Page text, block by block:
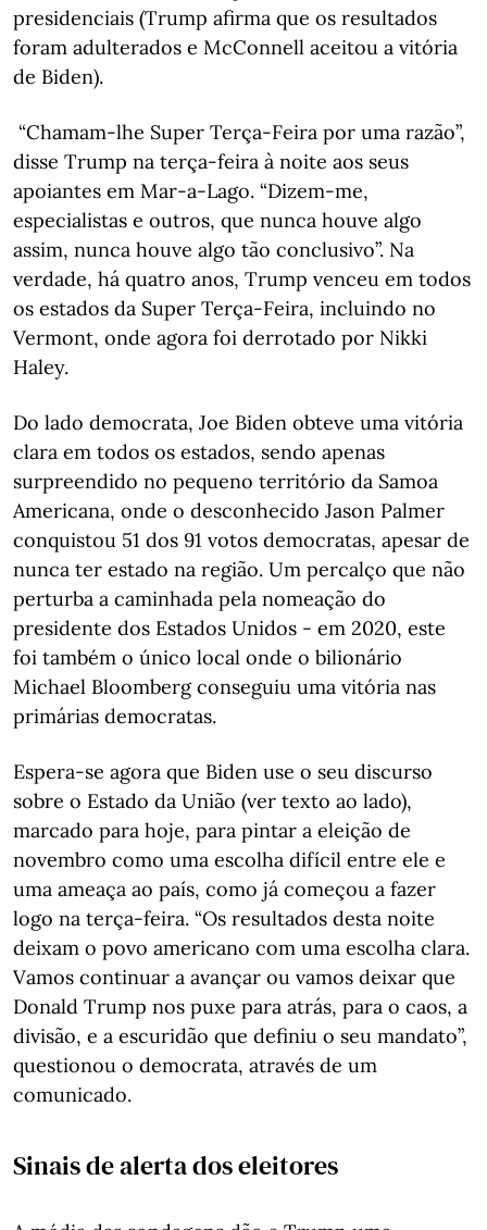
presidenciais (Trump afirma que os resultados
foram adulterados e McConnell aceitou a vitória
de Biden).
“Chamam-lhe Super Terça-Feira por uma razão”,
disse Trump na terça-feira à noite aos seus
apoiantes em Mar-a-Lago. “Dizem-me,
especialistas e outros, que nunca houve algo
assim, nunca houve algo tão conclusivo”. Na
verdade, há quatro anos, Trump venceu em todos
os estados da Super Terça-Feira, incluindo no
Vermont, onde agora foi derrotado por Nikki
Haley.
Do lado democrata, Joe Biden obteve uma vitória
clara em todos os estados, sendo apenas
surpreendido no pequeno território da Samoa
Americana, onde o desconhecido Jason Palmer
conquistou 51 dos 91 votos democratas, apesar de
nunca ter estado na região. Um percalço que não
perturba a caminhada pela nomeação do
presidente dos Estados Unidos - em 2020, este
foi também o único local onde o bilionário
Michael Bloomberg conseguiu uma vitória nas
primárias democratas.
Espera-se agora que Biden use o seu discurso
sobre o Estado da União (ver texto ao lado),
marcado para hoje, para pintar a eleição de
novembro como uma escolha difícil entre ele e
uma ameaça ao país, como já começou a fazer
logo na terça-feira. “Os resultados desta noite
deixam o povo americano com uma escolha clara.
Vamos continuar a avançar ou vamos deixar que
Donald Trump nos puxe para atrás, para o caos, a
divisão, e a escuridão que definiu o seu mandato”,
questionou o democrata, através de um
comunicado.
Sinais de alerta dos eleitores